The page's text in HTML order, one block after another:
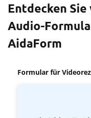
Entdecken
Audio-
AidaForm
Formular für